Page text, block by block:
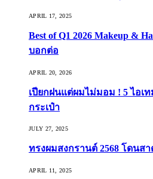
APRIL 17, 2025
Best of Q1 2026 Makeup &
บอกต่อ
APRIL 20, 2026
เปียกฝนแต่ผมไม่มอม ! 5 ไอเ
กระเป๋า
JULY 27, 2025
ทรงผมสงกรานต์ 2568 โดนสา
APRIL 11, 2025